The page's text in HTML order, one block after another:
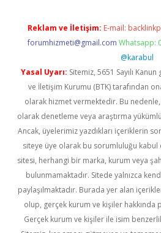
Reklam ve İletişim: E-mail:
forumhizmeti@gmail.com Whatsapp:
@karabul
Yasal Uyarı: Sitemiz, 5651 Sayılı
ve İletişim Kurumu (BTK) tarafından
olarak hizmet vermektedir. Bu
olarak denetleme veya araştırma
Ancak, üyelerimiz yazdıkları içeriklerin
siteye üye olarak bu sorumluluğu kabul
sitesi, herhangi bir marka, kurum veya
bulunmamaktadır. Sitede yalnızca
paylaşılmaktadır. Burada yer alan
olup, gerçek kurum ve kişiler hakkında
Gerçek kurum ve kişiler ile isim